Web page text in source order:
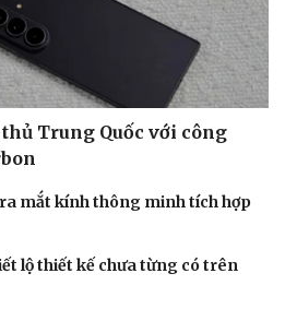
Đời sống
Trung Quốc với công
mắt kính thông minh tích hợp
lộ thiết kế chưa từng có trên